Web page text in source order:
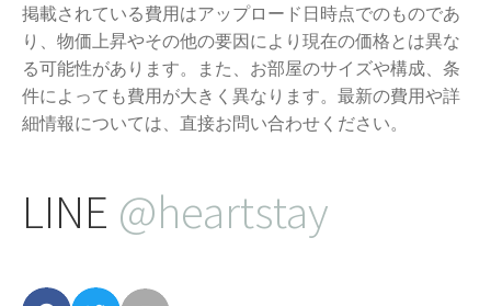
掲載されている費用はアップロード日時点でのものであ
り、物価上昇やその他の要因により現在の価格とは異な
る可能性があります。また、お部屋のサイズや構成、条
件によっても費用が大きく異なります。最新の費用や詳
細情報については、直接お問い合わせください。
LINE @heartstay